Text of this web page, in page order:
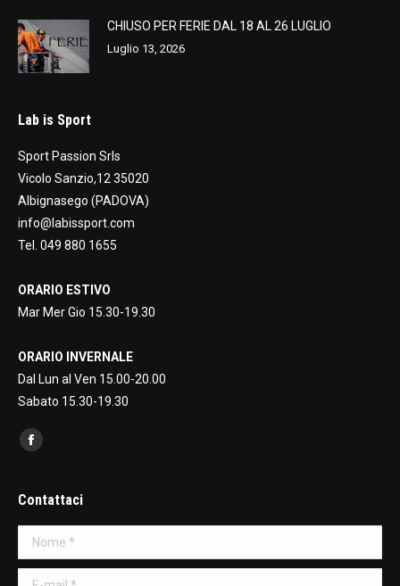
CHIUSO PER FERIE DAL 18 AL 26 LUGLIO
Luglio 13, 2026
Lab is Sport
Sport Passion Srls
Vicolo Sanzio,12 35020
Albignasego (PADOVA)
info@labissport.com
Tel. 049 880 1655
ORARIO ESTIVO
Mar Mer Gio 15.30-19.30
ORARIO INVERNALE
Dal Lun al Ven 15.00-20.00
Sabato 15.30-19.30
Find us on:
Facebook
opens
new
window
Contattaci
Nome *
E-mail *